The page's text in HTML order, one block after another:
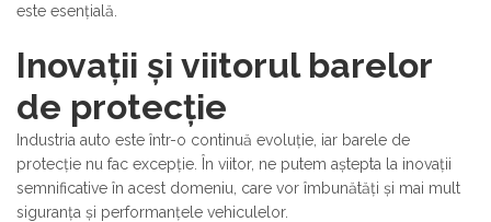
este esențială.
Inovații și viitorul barelor
de protecție
Industria auto este într-o continuă evoluție, iar barele de
protecție nu fac excepție. În viitor, ne putem aștepta la inovații
semnificative în acest domeniu, care vor îmbunătăți și mai mult
siguranța și performanțele vehiculelor.